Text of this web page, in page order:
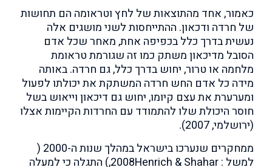
כאמור, אחד מהתוצאות של לחץ וטראומה הם תחושות
של חרדה ודכאון. ההתייחסות לשני מושגים אלה
נעשית בדרך כלל בכפיפה אחת, מאחר שכל אדם
הסובל מדיכאון משתק כמו זה שגורמת טראומת
מלחמה או טרור, יחוש בדרך כלל, גם חרדה. באותה
מידה כל אדם החש חרדה המשתקת את יכולתו לפעול
ומערערת את עצם קיומו, יחוש גם דיכאון וייאוש בשל
חוסר היכולת שלו להתמודד עם החרדות הקיימות אצלו
(ירושלמי, 2007).
ממחקרים שנערכו בישראל במהלך שנות ה-2000 (
למשל : 2008Henrich & Shahar,) התגלה כי למעלה